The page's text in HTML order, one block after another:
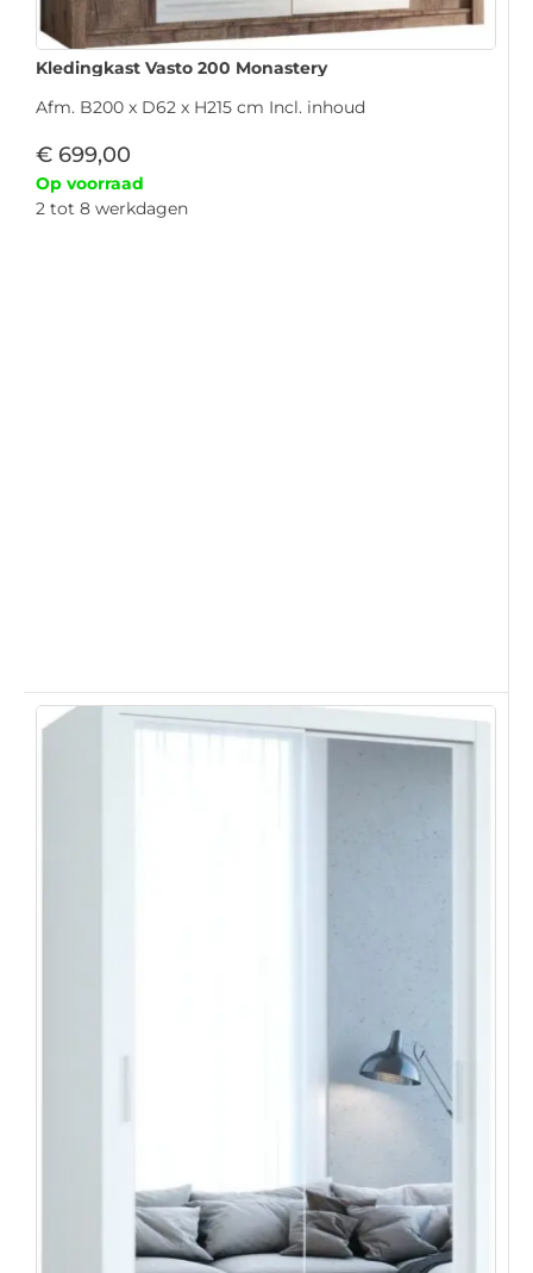
Kledingkast Vasto 200 Monastery
Afm. B200 x D62 x H215 cm Incl. inhoud
€ 699,00
Op voorraad
2 tot 8 werkdagen